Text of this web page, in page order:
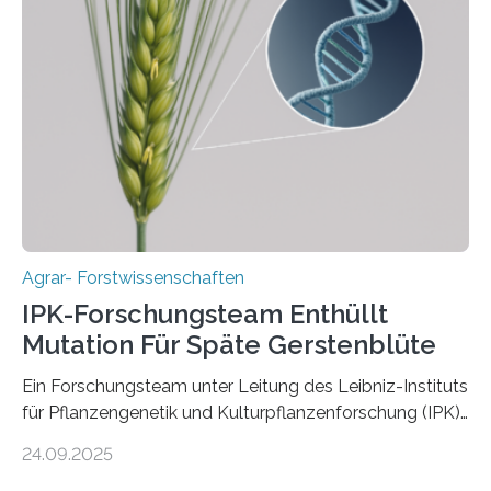
Gerste aus verschiedenen Wildpopulationen im
sogenannten Fruchtbaren Halbmond hervorgegangen
ist. Sie besitzt also eine Art „Mosaik-Abstammung“. Die
Ergebnisse der Studie wurden heute in der
Fachzeitschrift „Nature“ veröffentlicht. Die
Forschungsgruppe hat die Evolution und…
Agrar- Forstwissenschaften
IPK-Forschungsteam Enthüllt
Mutation Für Späte Gerstenblüte
Ein Forschungsteam unter Leitung des Leibniz-Instituts
für Pflanzengenetik und Kulturpflanzenforschung (IPK)
entdeckt, das Gerste in Regionen mit langen
24.09.2025